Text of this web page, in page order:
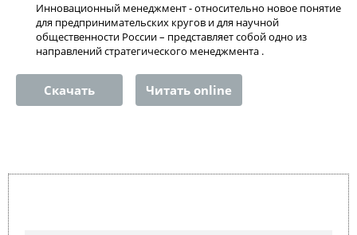
Инновационный менеджмент - относительно новое понятие
для предпринимательских кругов и для научной
общественности России – представляет собой одно из
направлений стратегического менеджмента .
Скачать Читать online